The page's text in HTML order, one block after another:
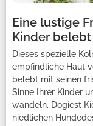
Eine lustige
Kinder belebt
Dieses spezielle
empfindliche Haut
belebt mit seinen
Sinne Ihrer Kinder
wandeln. Dogiest
niedlichen